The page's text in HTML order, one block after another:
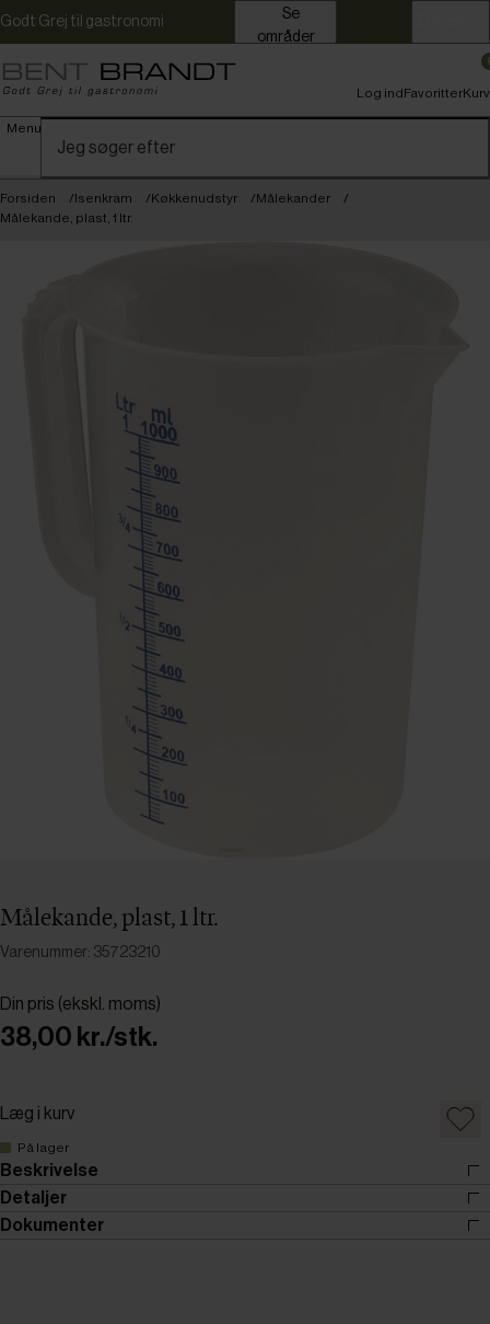
Godt Grej til gastronomi
områder
Menu
Log indFavoritterKurv
Forsiden Isenkram Køkkenudstyr
Målekander
Målekande, plast, 1 ltr.
Målekande, plast, 1 ltr.
Varenummer: 35723210
Din pris (ekskl. moms)
38,00 kr./stk.
Læg i kurv
På lager
Beskrivelse
Detaljer
Dokumenter